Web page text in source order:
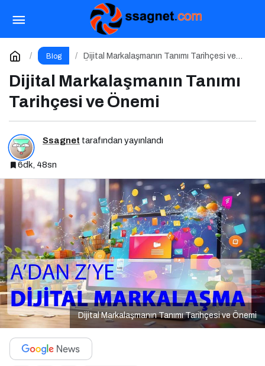
Blog
Dijital Markalaşmanın Tanımı Tarihçesi ve
Dijital Markalaşmanın Tanımı
Tarihçesi ve Önemi
Ssagnet tarafından yayınlandı
6dk, 48sn
Dijital Markalaşmanın Tanımı Tarihçesi ve Önemi
Ek Gıdaya Geçişi Kolaylaştıran Küçük Sırlar
Yorum Yap